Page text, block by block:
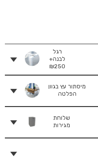
רגל
לבנה+
₪250
מיסתור עץ בגוון
הפלטה
שלוחת
מגירות